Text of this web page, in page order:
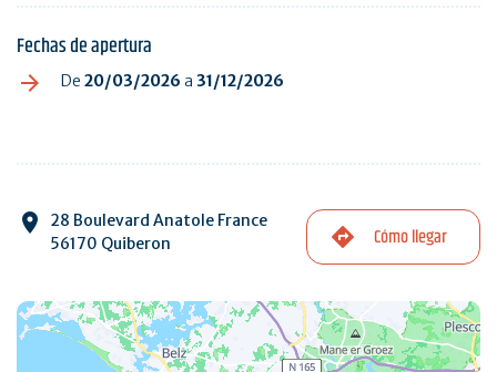
Fechas de apertura
De 20/03/2026 a 31/12/2026
28 Boulevard Anatole France
56170 Quiberon
Cómo llegar